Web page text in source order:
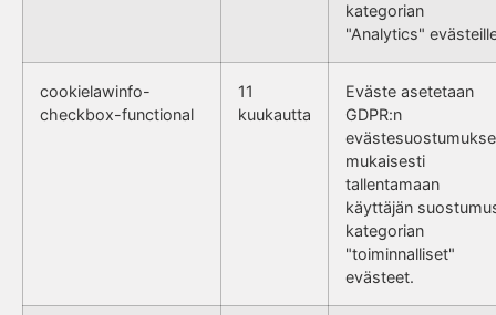
kategorian
"Analytics"
cookielawinfo-
checkbox-functional
11
kuukautta
Eväste asetetaan
GDPR:n
mukaisesti
tallentamaan
käyttäjän
kategorian
"toiminnalliset"
evästeet.